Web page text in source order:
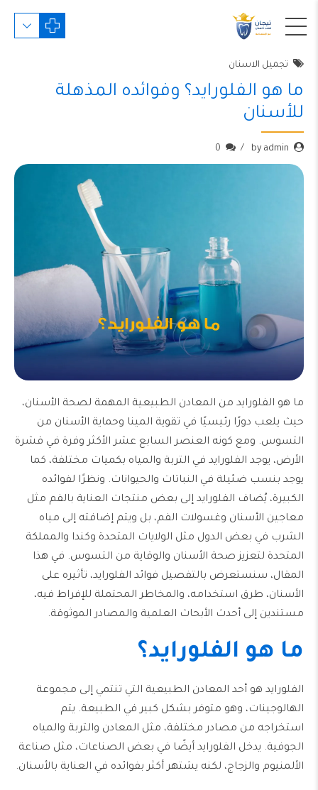
تجميل الاسنان
ما هو الفلورايد؟ وفوائده المذهلة
للأسنان
by admin
0
ما هو الفلورايد من المعادن الطبيعية المهمة لصحة الأسنان،
حيث يلعب دورًا رئيسيًا في تقوية المينا وحماية الأسنان من
التسوس. ومع كونه العنصر السابع عشر الأكثر وفرة في قشرة
الأرض، يوجد الفلورايد في التربة والمياه بكميات مختلفة، كما
يوجد بنسب ضئيلة في النباتات والحيوانات. ونظرًا لفوائده
الكبيرة، يُضاف الفلورايد إلى بعض منتجات العناية بالفم مثل
معاجين الأسنان وغسولات الفم، بل ويتم إضافته إلى مياه
الشرب في بعض الدول مثل الولايات المتحدة وكندا والمملكة
المتحدة لتعزيز صحة الأسنان والوقاية من التسوس. في هذا
المقال، سنستعرض بالتفصيل فوائد الفلورايد، تأثيره على
الأسنان، طرق استخدامه، والمخاطر المحتملة للإفراط فيه،
مستندين إلى أحدث الأبحاث العلمية والمصادر الموثوقة.
ما هو الفلورايد؟
الفلورايد هو أحد المعادن الطبيعية التي تنتمي إلى مجموعة
الهالوجينات، وهو متوفر بشكل كبير في الطبيعة. يتم
استخراجه من مصادر مختلفة، مثل المعادن والتربة والمياه
الجوفية. يدخل الفلورايد أيضًا في بعض الصناعات، مثل صناعة
الألمنيوم والزجاج، لكنه يشتهر أكثر بفوائده في العناية بالأسنان.